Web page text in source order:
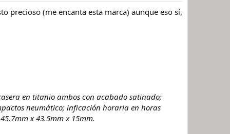
precioso (me encanta esta marca) aunque eso sí,
en titanio ambos con acabado satinado;
neumático; inficación horaria en horas
x 43.5mm x 15mm.